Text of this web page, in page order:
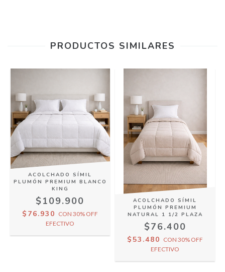
PRODUCTOS SIMILARES
ACOLCHADO SÍMIL
PLUMÓN PREMIUM BLANCO
KING
$109.900
$76.930 CON 30% OFF
EFECTIVO
ACOLCHADO SÍMIL
PLUMÓN PREMIUM
NATURAL 1 1/2 PLAZA
$76.400
$53.480 CON 30% OFF
EFECTIVO